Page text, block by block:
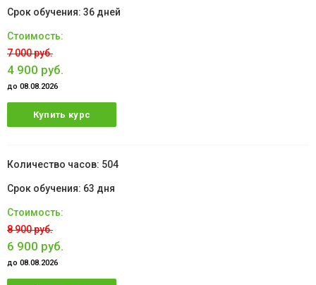
36 дней
7 000 руб.
4 900 руб.
до 08.08.2026
Купить курс
504
63 дня
8 900 руб.
6 900 руб.
до 08.08.2026